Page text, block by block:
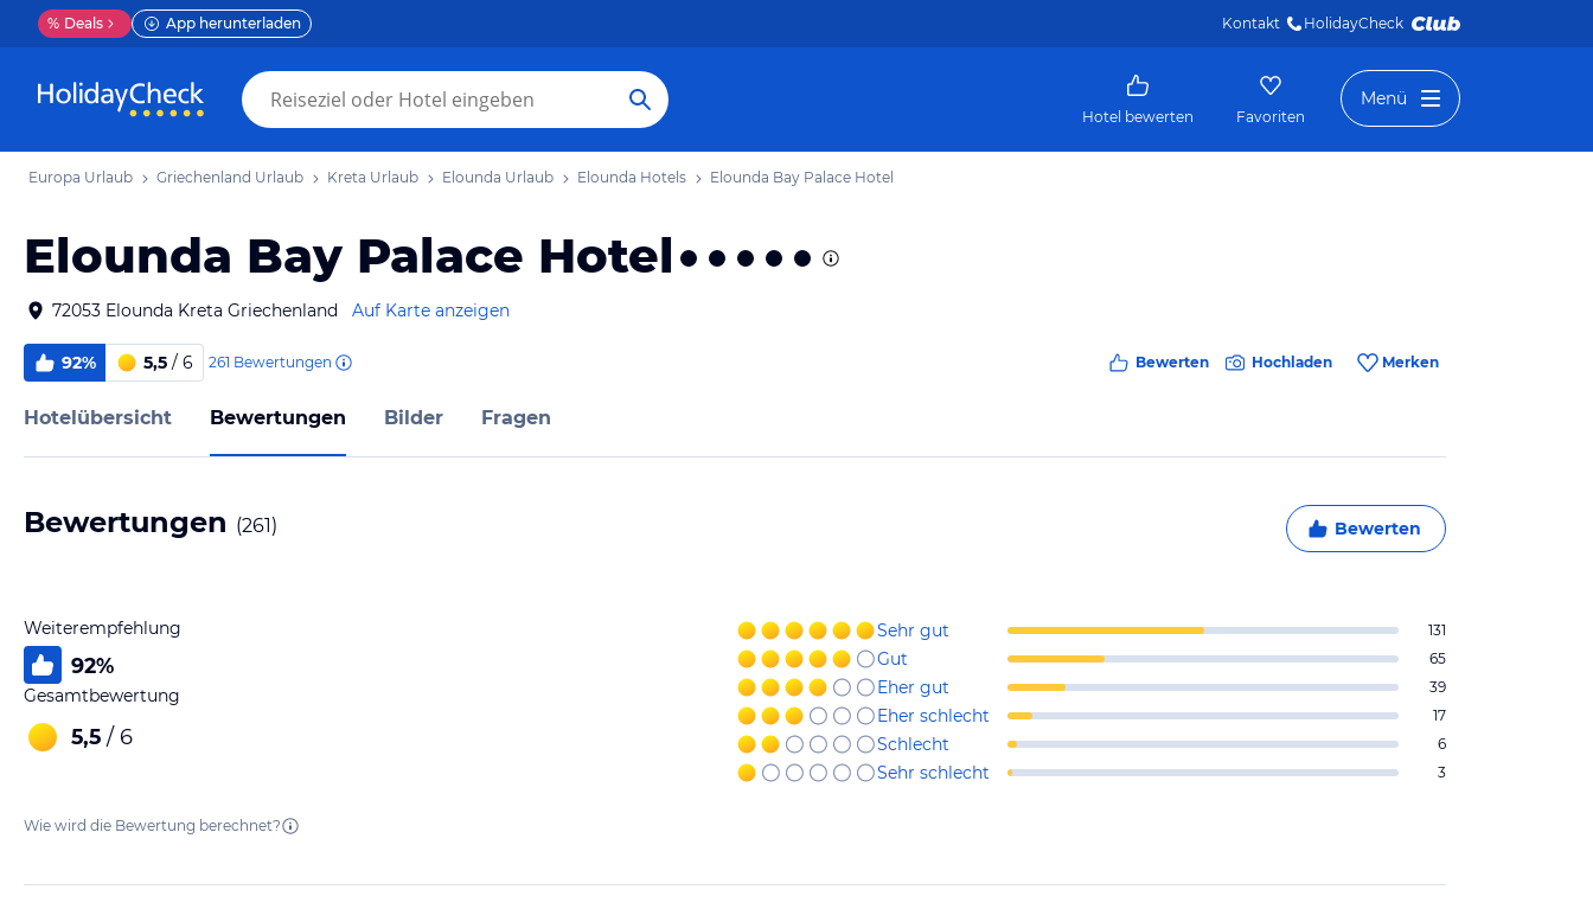
% Deals App herunterladen Kontakt HolidayCheck
Hotel bewerten Favoriten
Menü
Europa Urlaub Griechenland Urlaub Kreta Urlaub Elounda Urlaub Elounda Hotels Elounda Bay Palace Hotel
Elounda Bay Palace Hotel
72053 Elounda Kreta Griechenland Auf Karte anzeigen
92% 5,5 / 6 261 Bewertungen Bewerten Hochladen Merken
Hotelübersicht Bewertungen Bilder Fragen
Bewertungen (261) Bewerten
Weiterempfehlung
92%
Gesamtbewertung
5,5 / 6
Sehr gut 131
Gut 65
Eher gut 39
Eher schlecht 17
Schlecht 6
Sehr schlecht 3
Wie wird die Bewertung berechnet?